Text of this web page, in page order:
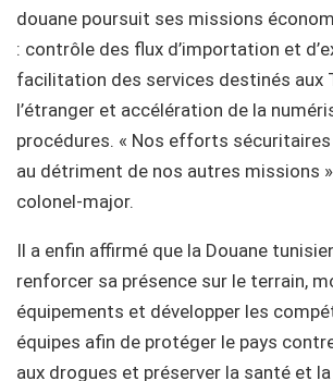
douane poursuit ses missions
: contrôle des flux d’importation et
facilitation des services destinés aux
l’étranger et accélération de la
procédures. « Nos efforts
au détriment de nos autres missions
colonel-major.
Il a enfin affirmé que la Douane
renforcer sa présence sur le terrain,
équipements et développer les
équipes afin de protéger le pays
aux drogues et préserver la santé et